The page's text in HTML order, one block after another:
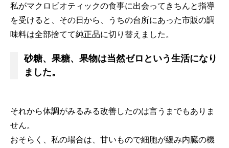
私がマクロビオティックの食事に出会ってきちんと指導
を受けると、その日から、うちの台所にあった市販の調
味料は全部捨てて純正品に切り替えました。
砂糖、果糖、果物は当然ゼロという生活になり
ました。
それから体調がみるみる改善したのは言うまでもありま
せん。
おそらく、私の場合は、甘いもので細胞が緩み内臓の機